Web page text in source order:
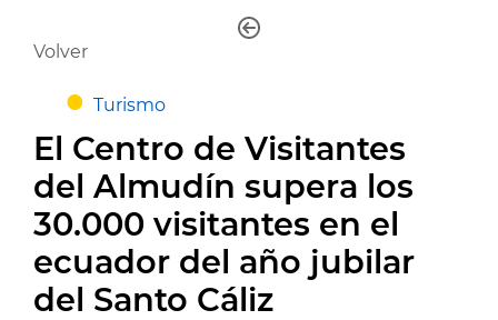
Volver
Turismo
El Centro de Visitantes
del Almudín supera los
30.000 visitantes en el
ecuador del año jubilar
del Santo Cáliz